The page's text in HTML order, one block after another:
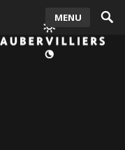
MENU